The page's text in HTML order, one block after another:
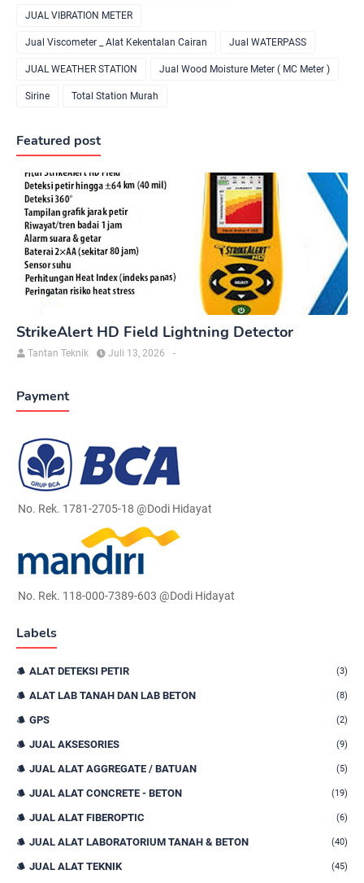
JUAL VIBRATION METER
Jual Viscometer _ Alat Kekentalan Cairan Jual WATERPASS
JUAL WEATHER STATION Jual Wood Moisture Meter ( MC Meter )
Sirine Total Station Murah
Featured post
StrikeAlert HD Field Lightning Detector
Tantan Teknik -
Juli 13, 2026
Payment
No. Rek. 1781-2705-18 @Dodi Hidayat
No. Rek. 118-000-7389-603 @Dodi Hidayat
Labels
ALAT DETEKSI PETIR (3)
ALAT LAB TANAH DAN LAB BETON (8)
GPS (2)
JUAL AKSESORIES (9)
JUAL ALAT AGGREGATE / BATUAN (5)
JUAL ALAT CONCRETE - BETON (19)
JUAL ALAT FIBEROPTIC (6)
JUAL ALAT LABORATORIUM TANAH & BETON (40)
JUAL ALAT TEKNIK (45)